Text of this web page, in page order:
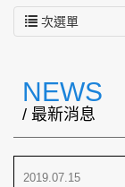
次選單
NEWS
/ 最新消息
2019.07.15